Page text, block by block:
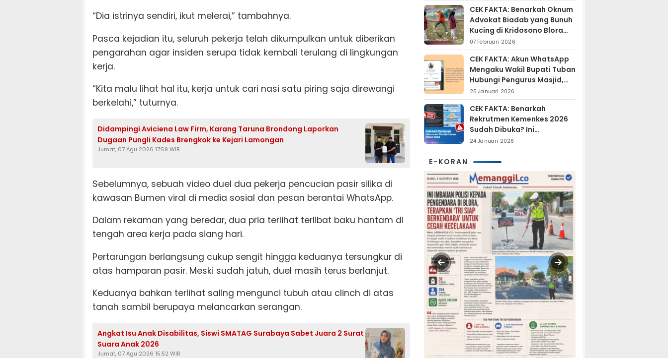
“Dia istrinya sendiri, ikut melerai,” tambahnya.
Pasca kejadian itu, seluruh pekerja telah dikumpulkan untuk diberikan
pengarahan agar insiden serupa tidak kembali terulang di lingkungan
kerja.
“Kita malu lihat hal itu, kerja untuk cari nasi satu piring saja direwangi
berkelahi,” tuturnya.
Didampingi Aviciena Law Firm, Karang Taruna Brondong Laporkan
Dugaan Pungli Kades Brengkok ke Kejari Lamongan
Jumat, 07 Agu 2026 17:59 WIB
Sebelumnya, sebuah video duel dua pekerja pencucian pasir silika di
kawasan Bumen viral di media sosial dan pesan berantai WhatsApp.
Dalam rekaman yang beredar, dua pria terlihat terlibat baku hantam di
tengah area kerja pada siang hari.
Pertarungan berlangsung cukup sengit hingga keduanya tersungkur di
atas hamparan pasir. Meski sudah jatuh, duel masih terus berlanjut.
Keduanya bahkan terlihat saling mengunci tubuh atau clinch di atas
tanah sambil berupaya melancarkan serangan.
Angkat Isu Anak Disabilitas, Siswi SMATAG Surabaya Sabet Juara 2 Surat
Suara Anak 2026
Jumat, 07 Agu 2026 15:52 WIB
CEK FAKTA: Benarkah Oknum
Advokat Biadab yang Bunuh
Kucing di Kridosono Blora
Sudah Resmi Jadi
Tersangka?
07 Februari 2026
CEK FAKTA: Akun WhatsApp
Mengaku Wakil Bupati Tuban
Hubungi Pengurus Masjid,
Dipastikan Hoaks
25 Januari 2026
CEK FAKTA: Benarkah
Rekrutmen Kemenkes 2026
Sudah Dibuka? Ini
Penjelasan Resmi BKN
24 Januari 2026
E-KORAN